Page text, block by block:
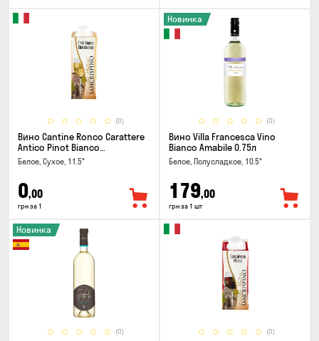
(0)
Вино Cantine Ronco Carattere
Antico Pinot Bianco
Chardonnay Rubicone IGT 0.25л
Белое, Сухое, 11.5°
0,00
грн за 1
(0)
Новинка
Вино Villa Francesca Vino
Bianco Amabile 0.75л
Белое, Полусладкое, 10.5°
179,00
грн за 1 шт
(0)
Новинка
(0)